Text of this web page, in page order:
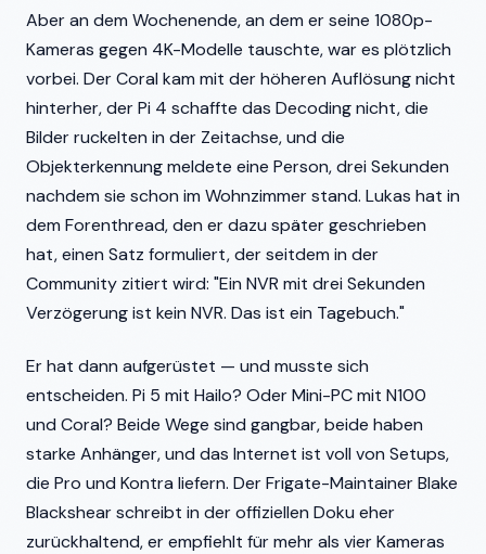
Aber an dem Wochenende, an dem er seine 1080p-
Kameras gegen 4K-Modelle tauschte, war es plötzlich
vorbei. Der Coral kam mit der höheren Auflösung nicht
hinterher, der Pi 4 schaffte das Decoding nicht, die
Bilder ruckelten in der Zeitachse, und die
Objekterkennung meldete eine Person, drei Sekunden
nachdem sie schon im Wohnzimmer stand. Lukas hat in
dem Forenthread, den er dazu später geschrieben
hat, einen Satz formuliert, der seitdem in der
Community zitiert wird: "Ein NVR mit drei Sekunden
Verzögerung ist kein NVR. Das ist ein Tagebuch."
Er hat dann aufgerüstet — und musste sich
entscheiden. Pi 5 mit Hailo? Oder Mini-PC mit N100
und Coral? Beide Wege sind gangbar, beide haben
starke Anhänger, und das Internet ist voll von Setups,
die Pro und Kontra liefern. Der Frigate-Maintainer Blake
Blackshear schreibt in der offiziellen Doku eher
zurückhaltend, er empfiehlt für mehr als vier Kameras